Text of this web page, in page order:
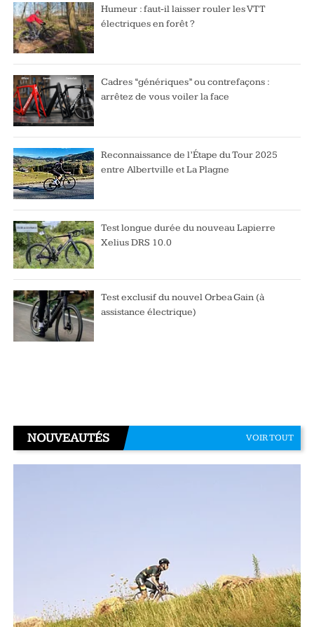
Humeur : faut-il laisser rouler les VTT
électriques en forêt ?
Cadres “génériques” ou contrefaçons :
arrêtez de vous voiler la face
Reconnaissance de l’Étape du Tour 2025
entre Albertville et La Plagne
Test longue durée du nouveau Lapierre
Xelius DRS 10.0
Test exclusif du nouvel Orbea Gain (à
assistance électrique)
NOUVEAUTÉS VOIR TOUT